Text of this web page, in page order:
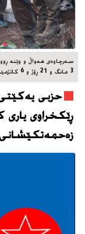
سه‌رچاوه‌ی هه‌واڵ و وێنه‌
3 مانگ و 21 ڕۆژ و 6 کاتژمێر و 12 خوله‌ک له‌مه‌وپێش‌
حزبی
ڕێکخراوی